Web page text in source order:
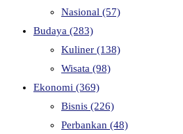
Nasional (57)
Budaya (283)
Kuliner (138)
Wisata (98)
Ekonomi (369)
Bisnis (226)
Perbankan (48)